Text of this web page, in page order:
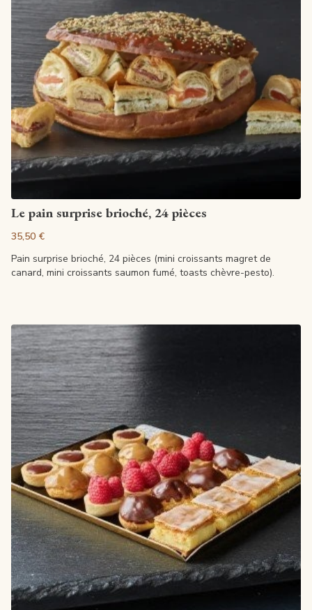
Voir la fiche
Le pain surprise brioché, 24 pièces
35,50 €
Pain surprise brioché, 24 pièces (mini croissants magret de
canard, mini croissants saumon fumé, toasts chèvre-pesto).